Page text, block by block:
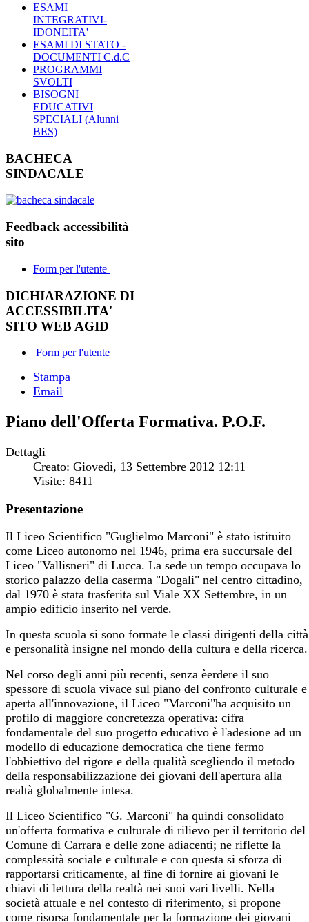
ESAMI
INTEGRATIVI-
IDONEITA'
ESAMI DI STATO -
DOCUMENTI C.d.C
PROGRAMMI
SVOLTI
BISOGNI
EDUCATIVI
SPECIALI (Alunni
BES)
BACHECA
SINDACALE
Feedback accessibilità
sito
Form per l'utente
DICHIARAZIONE DI
ACCESSIBILITA'
SITO WEB AGID
Form per l'utente
Stampa
Email
Piano dell'Offerta Formativa. P.O.F.
Dettagli
Creato: Giovedì, 13 Settembre 2012 12:11
Visite: 8411
Presentazione
Il Liceo Scientifico "Guglielmo Marconi" è stato istituito
come Liceo autonomo nel 1946, prima era succursale del
Liceo "Vallisneri" di Lucca. La sede un tempo occupava lo
storico palazzo della caserma "Dogali" nel centro cittadino,
dal 1970 è stata trasferita sul Viale XX Settembre, in un
ampio edificio inserito nel verde.
In questa scuola si sono formate le classi dirigenti della città
e personalità insigne nel mondo della cultura e della ricerca.
Nel corso degli anni più recenti, senza èerdere il suo
spessore di scuola vivace sul piano del confronto culturale e
aperta all'innovazione, il Liceo "Marconi"ha acquisito un
profilo di maggiore concretezza operativa: cifra
fondamentale del suo progetto educativo è l'adesione ad un
modello di educazione democratica che tiene fermo
l'obbiettivo del rigore e della qualità scegliendo il metodo
della responsabilizzazione dei giovani dell'apertura alla
realtà globalmente intesa.
Il Liceo Scientifico "G. Marconi" ha quindi consolidato
un'offerta formativa e culturale di rilievo per il territorio del
Comune di Carrara e delle zone adiacenti; ne riflette la
complessità sociale e culturale e con questa si sforza di
rapportarsi criticamente, al fine di fornire ai giovani le
chiavi di lettura della realtà nei suoi vari livelli. Nella
società attuale e nel contesto di riferimento, si propone
come risorsa fondamentale per la formazione dei giovani